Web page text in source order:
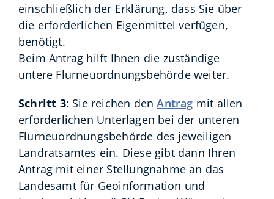
einschließlich der Erklärung, dass Sie über
die erforderlichen Eigenmittel verfügen,
benötigt.
Beim Antrag hilft Ihnen die zuständige
untere Flurneuordnungsbehörde weiter.
Schritt 3: Sie reichen denAntrag mit allen
erforderlichen Unterlagen bei der unteren
Flurneuordnungsbehörde des jeweiligen
Landratsamtes ein. Diese gibt dann Ihren
Antrag mit einer Stellungnahme an das
Landesamt für Geoinformation und